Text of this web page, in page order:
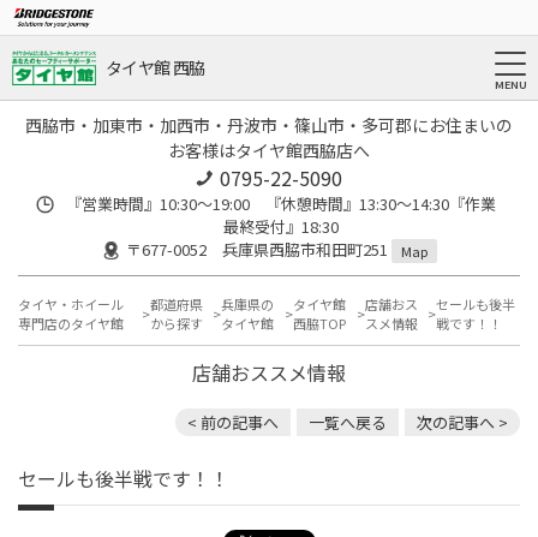
タイヤ館 西脇
西脇市・加東市・加西市・丹波市・篠山市・多可郡にお住まいの
お客様はタイヤ館西脇店へ
0795-22-5090
『営業時間』10:30～19:00 『休憩時間』13:30～14:30『作業
最終受付』18:30
〒677-0052 兵庫県西脇市和田町251
Map
タイヤ・ホイール
専門店のタイヤ館
都道府県
から探す
兵庫県の
タイヤ館
タイヤ館
西脇TOP
店舗おス
スメ情報
セールも後半
戦です！！
店舗おススメ情報
< 前の記事へ 一覧へ戻る 次の記事へ >
セールも後半戦です！！